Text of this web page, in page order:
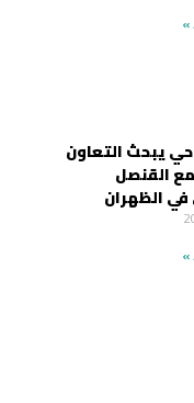
يبحث التعاون
القنصل
في الظهران